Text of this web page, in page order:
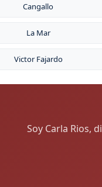
Cangallo
La Mar
Victor Fajardo
Soy Carla Rios,